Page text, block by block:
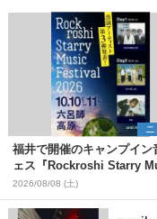
福井で開催のキャンプイン
ェス『Rockroshi Starry
Festival 2026』第3弾出演者
てSCOOBIE DO、かりゆ
Reiを発表
2026/08/08 (土)